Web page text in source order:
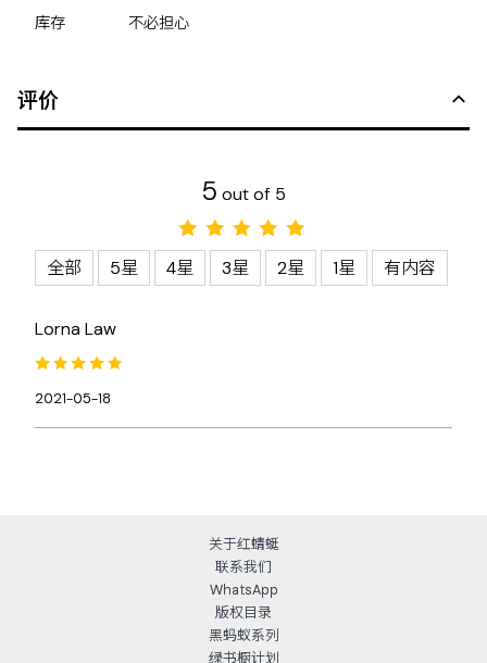
库存
不必担心
评价
5 out of 5
全部 5星 4星 3星 2星 1星 有内容
Lorna Law
2021-05-18
关于红蜻蜓
联系我们
WhatsApp
版权目录
黑蚂蚁系列
绿书橱计划